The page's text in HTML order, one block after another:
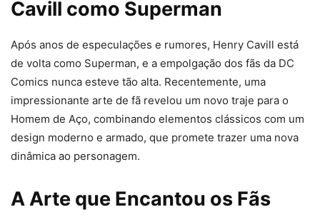
Cavill como Superman
Após anos de especulações e rumores, Henry Cavill está
de volta como Superman, e a empolgação dos fãs da DC
Comics nunca esteve tão alta. Recentemente, uma
impressionante arte de fã revelou um novo traje para o
Homem de Aço, combinando elementos clássicos com um
design moderno e armado, que promete trazer uma nova
dinâmica ao personagem.
A Arte que Encantou os Fãs